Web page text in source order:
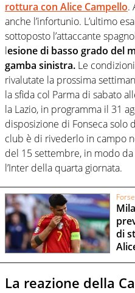
rottura con Alice Campello.
anche l’infortunio. L’ultimo
sottoposto l’attaccante
lesione di basso grado del
gamba sinistra. Le
rivalutate la prossima
la sfida col Parma di sabato
la Lazio, in programma il 31
disposizione di Fonseca solo
club è di rivederlo in campo
del 15 settembre, in modo
l’Inter della quarta giornata.
di
La reazione della